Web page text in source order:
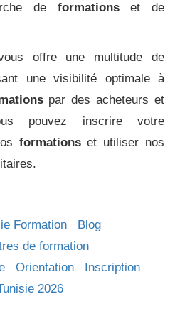
de formationset de
offre une multitude de
une visibilité optimale à
par des acheteurs et
pouvez inscrire votre
formationset utiliser nos
Formation
Blog
de formation
Orientation
Inscription
2026